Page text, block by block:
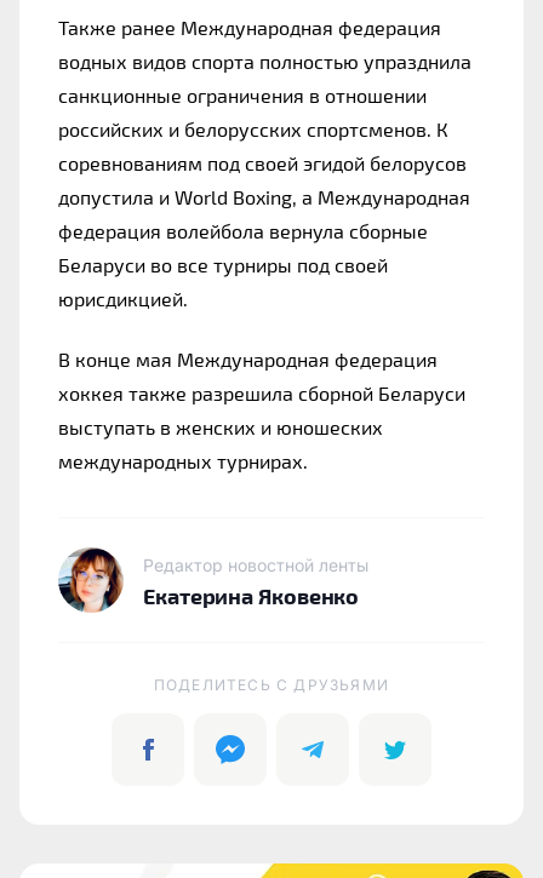
Также ранее Международная федерация
водных видов спорта полностью упразднила
санкционные ограничения в отношении
российских и белорусских спортсменов. К
соревнованиям под своей эгидой белорусов
допустила и World Boxing, а Международная
федерация волейбола вернула сборные
Беларуси во все турниры под своей
юрисдикцией.
В конце мая Международная федерация
хоккея также разрешила сборной Беларуси
выступать в женских и юношеских
международных турнирах.
Редактор новостной ленты
Екатерина Яковенко
ПОДЕЛИТЕСЬ C ДРУЗЬЯМИ